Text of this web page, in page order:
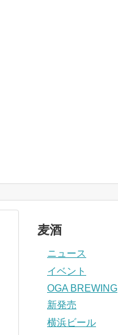
麦酒
ニュース
イベント
OGA BREWING
新発売
横浜ビール